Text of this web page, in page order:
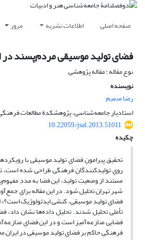
صفحه اصلی اطلاعات نشریه مرور
فضای تولید موسیقی مردم‌پسند در
نوع مقاله : مقاله پژوهشی
نویسنده
رضا صمیم
استادیار جامعه‌شناسی، پژوهشکدة مطالعات
10.22059/jsal.2013.51011
چکیده
تحقیق پیرامونِ فضایِ تولید موسیقی با
رویِ تولیدکنندگانِ فرهنگی طراحی شده است،
مستند از وضعیتِ تولید، این فضا به مددِ
شهر تهران تحلیل شود. در این مقاله برایِ
فضایِ تولیدِ موسیقی، کنشی ایدئولوژیک
تأملی تحلیل شدند. تحلیلِ داده‌ها نشان داد،
فضایی منازعه‌آمیز است و در این فضایِ
فرهنگیِ حاکم بر فضایِ تولید موسیقی در